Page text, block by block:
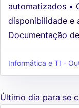
automatizados •
disponibilidade e
Documentação
Informática e TI -
Último dia para se